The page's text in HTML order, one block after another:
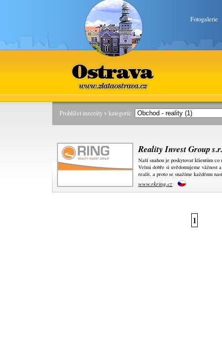
Fotogalerie
Ostrava
www.zlataostrava.cz
Prohlížet inzeráty v kategorii:
Reality Invest Group
Naší snahou je poskytovat klientům
Velmi dobře si uvědomujeme vážnost
realit, a proto se snažíme každému
www.rkring.cz
1